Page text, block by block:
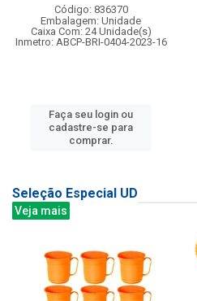
Código: 836370
Embalagem: Unidade
Caixa Com: 24 Unidade(s)
Inmetro: ABCP-BRI-0404-2023-16
Faça seu login ou
cadastre-se para
comprar.
Seleção Especial UD
Veja mais